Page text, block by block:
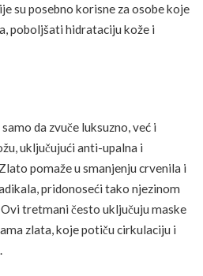
su posebno korisne za osobe koje
poboljšati hidrataciju kože i
da zvuče luksuzno, već i
uključujući anti-upalna i
pomaže u smanjenju crvenila i
pridonoseći tako njezinom
tretmani često uključuju maske
zlata, koje potiču cirkulaciju i